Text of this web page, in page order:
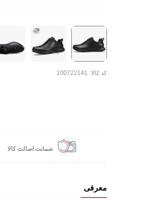
کد کالا: 100722141
ضمانت اصالت کالا
معرفی